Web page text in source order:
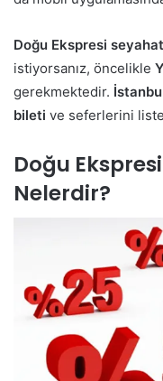
Doğu Ekspresi
istiyorsanız, öncelikle
gerekmektedir.
bileti ve seferlerini
Doğu
Nelerdir?